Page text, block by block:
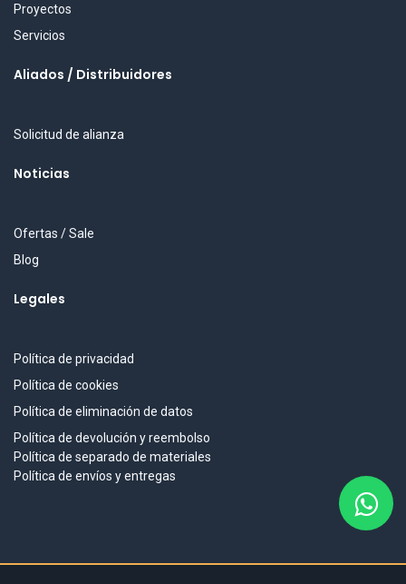
Proyectos
Servicios
Aliados / Distribuidores
Solicitud de alianza
Noticias
Ofertas / Sale
Blog
Legales
Política de privacidad
Política de cookies
Política de eliminación de datos
Política de devolución y reembolso
Política de separado de materiales
Política de envíos y entregas